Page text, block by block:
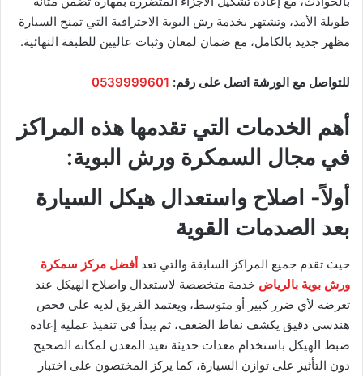
طويلة الأمد، وتشتهر بخدمة رش البوية الاحترافية التي تمنح السيارة
مظهر جديد بالكامل، مع ضمان لمعان وثبات عاليين للطبقة النهائية.
للتواصل مع الورشة اتصل على رقم: 0539999601
أهم الخدمات التي تقدمها هذه المراكز
في مجال السمكرة ورش البوية:
أولاً- اصلاح واستعدال هيكل السيارة
بعد الصدمات القوية
حيث تقدم جميع المراكز السابقة والتي تعد أفضل مركز سمكرة
ورش بوية بالرياض خدمة متخصصة لاستعدال واصلاح الهيكل عند
تعرضه لأي ضرر كبير أو متوسط، ويعتمد الفريق لديه على فحص
هندسي دقيق يكشف نقاط الضعف، ثم يبدأ في تنفيذ عملية إعادة
ضبط الهيكل باستخدام معدات حديثة تعيد المعدن لمكانه الصحيح
دون التأثير على توازن السيارة، كما يركز المختصون على اختبار